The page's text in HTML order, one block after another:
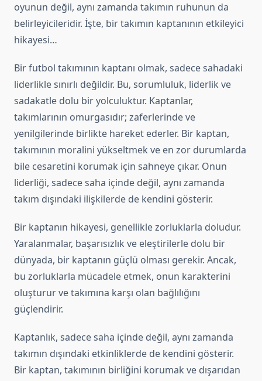
oyunun değil, aynı zamanda takımın ruhunun da
belirleyicileridir. İşte, bir takımın kaptanının etkileyici
hikayesi…
Bir futbol takımının kaptanı olmak, sadece sahadaki
liderlikle sınırlı değildir. Bu, sorumluluk, liderlik ve
sadakatle dolu bir yolculuktur. Kaptanlar,
takımlarının omurgasıdır; zaferlerinde ve
yenilgilerinde birlikte hareket ederler. Bir kaptan,
takımının moralini yükseltmek ve en zor durumlarda
bile cesaretini korumak için sahneye çıkar. Onun
liderliği, sadece saha içinde değil, aynı zamanda
takım dışındaki ilişkilerde de kendini gösterir.
Bir kaptanın hikayesi, genellikle zorluklarla doludur.
Yaralanmalar, başarısızlık ve eleştirilerle dolu bir
dünyada, bir kaptanın güçlü olması gerekir. Ancak,
bu zorluklarla mücadele etmek, onun karakterini
oluşturur ve takımına karşı olan bağlılığını
güçlendirir.
Kaptanlık, sadece saha içinde değil, aynı zamanda
takımın dışındaki etkinliklerde de kendini gösterir.
Bir kaptan, takımının birliğini korumak ve dışarıdan